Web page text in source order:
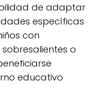
de adaptar
específicas
con
o
educativo